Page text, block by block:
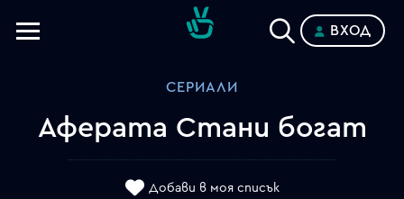
ВХОД
СЕРИАЛИ
Аферата Стани богат
Добави в моя списък